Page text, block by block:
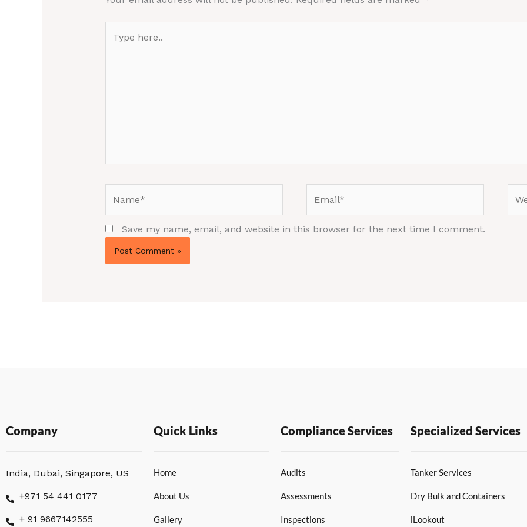
here..
Save my name, email, and website in this browser for the next time I comment.
Company
India, Dubai, Singapore, US
+971 54 441 0177
+ 91 9667142555
Quick Links
Home
About Us
Gallery
Compliance Services
Audits
Assessments
Inspections
Specialized Services
Tanker Services
Dry Bulk and Containers
iLookout